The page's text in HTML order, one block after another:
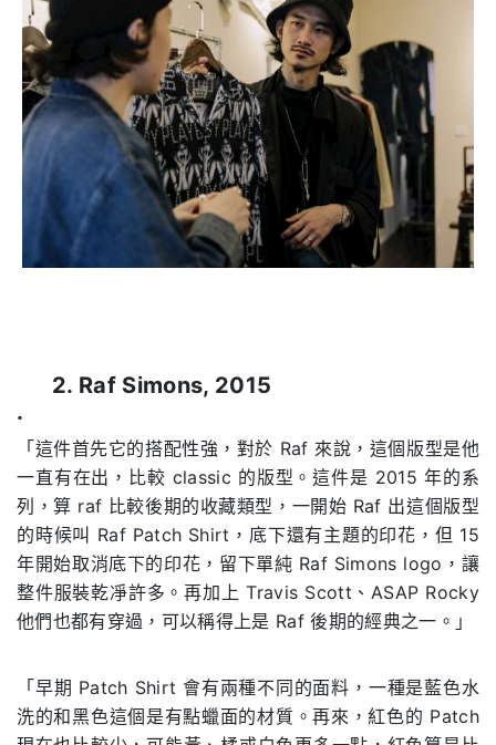
2. Raf Simons, 2015
.
「這件首先它的搭配性強，對於 Raf 來說，這個版型是他
一直有在出，比較 classic 的版型。這件是 2015 年的系
列，算 raf 比較後期的收藏類型，一開始 Raf 出這個版型
的時候叫 Raf Patch Shirt，底下還有主題的印花，但 15
年開始取消底下的印花，留下單純 Raf Simons logo，讓
整件服裝乾凈許多。再加上 Travis Scott、ASAP Rocky
他們也都有穿過，可以稱得上是 Raf 後期的經典之一。」
「早期 Patch Shirt 會有兩種不同的面料，一種是藍色水
洗的和黑色這個是有點蠟面的材質。再來，紅色的 Patch